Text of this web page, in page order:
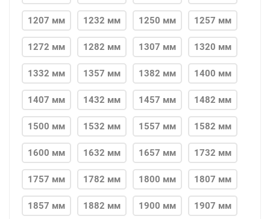
1207 мм 1232 мм 1250 мм 1257 мм
1272 мм 1282 мм 1307 мм 1320 мм
1332 мм 1357 мм 1382 мм 1400 мм
1407 мм 1432 мм 1457 мм 1482 мм
1500 мм 1532 мм 1557 мм 1582 мм
1600 мм 1632 мм 1657 мм 1732 мм
1757 мм 1782 мм 1800 мм 1807 мм
1857 мм 1882 мм 1900 мм 1907 мм